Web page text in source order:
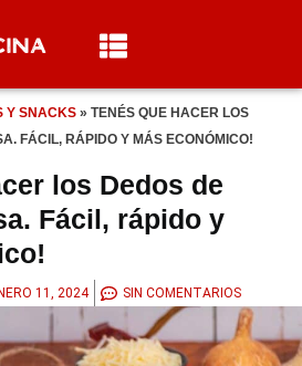
Y SNACKS » TENÉS QUE HACER LOS
FÁCIL, RÁPIDO Y MÁS ECONÓMICO!
los Dedos de
Fácil, rápido y
11, 2024 SIN COMENTARIOS